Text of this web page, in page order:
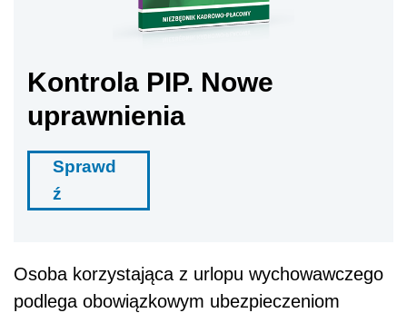
Kontrola PIP. Nowe
uprawnienia
Sprawd
ź
Osoba korzystająca z urlopu wychowawczego
podlega obowiązkowym ubezpieczeniom